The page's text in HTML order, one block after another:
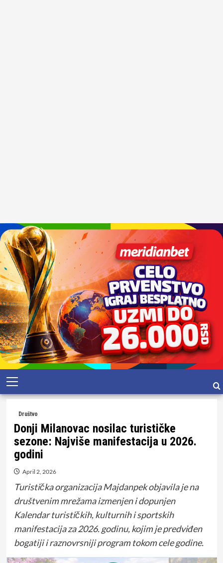
Skip
to
content
Primary
Menu
Društvo
Donji Milanovac nosilac turističke
sezone: Najviše manifestacija u 2026.
godini
April 2, 2026
Turistička organizacija Majdanpek objavila je na
društvenim mrežama izmenjen i dopunjen
Kalendar turističkih, kulturnih i sportskih
manifestacija za 2026. godinu, kojim je predviđen
bogatiji i raznovrsniji program tokom cele godine.